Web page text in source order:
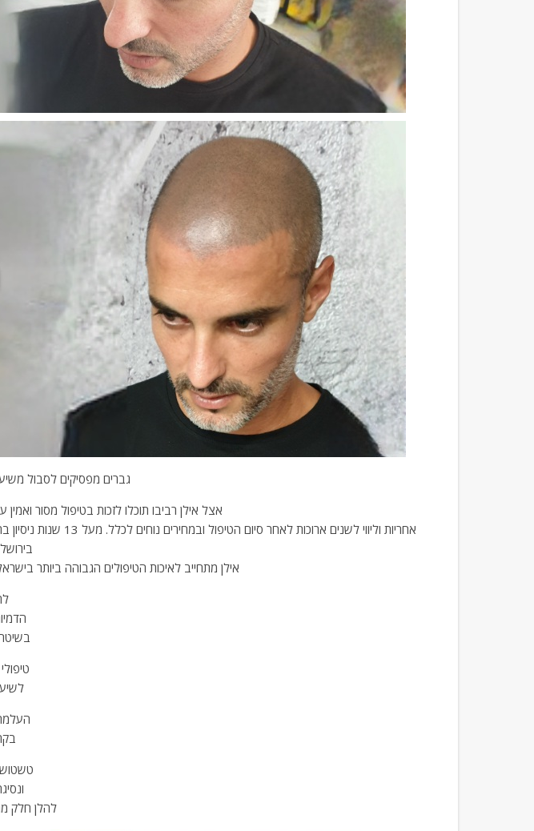
גברים מפסיקים לסבול
אצל אילן רביבו תוכלו לזכות בטיפול מסור
אחריות וליווי
אילן מתחייב לאיכות הטיפולים הגבוהה ביותר
להלן חלק